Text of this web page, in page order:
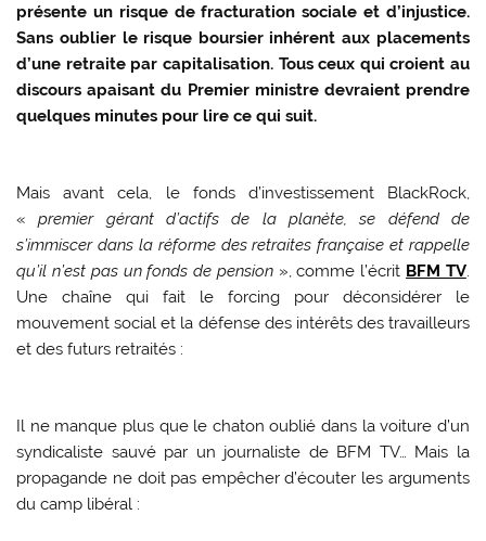
présente un risque de fracturation sociale et d’injustice.
Sans oublier le risque boursier inhérent aux placements
d’une retraite par capitalisation. Tous ceux qui croient au
discours apaisant du Premier ministre devraient prendre
quelques minutes pour lire ce qui suit.
Mais avant cela, le fonds d’investissement BlackRock,
«premier gérant d’actifs de la planète, se défend de
s’immiscer dans la réforme des retraites française et rappelle
qu’il n’est pas un fonds de pension», comme l’écrit BFM TV.
Une chaîne qui fait le forcing pour déconsidérer le
mouvement social et la défense des intérêts des travailleurs
et des futurs retraités :
Il ne manque plus que le chaton oublié dans la voiture d’un
syndicaliste sauvé par un journaliste de BFM TV… Mais la
propagande ne doit pas empêcher d’écouter les arguments
du camp libéral :